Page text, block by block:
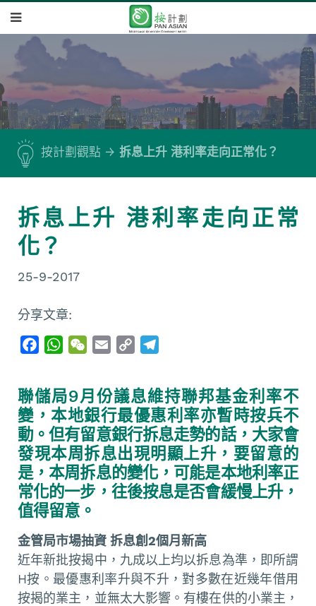
按計劃觀點 拆息上升 港利率走向正常化？
拆息上升 港利率走向正常
化？
25-9-2017
分享文章:
e
b
o
o
k
W
t
s
A
p
p
W
h
a
t
i
l
y
L
i
n
k
e
g
r
a
m
聯儲局9月份議息維持聯邦基金利率不
變，本地銀行最優惠利率亦暫時按兵不
動。但有留意銀行拆息走勢的話，大家會
發現本周拆息出現明顯上升，要留意的
是，本周拆息的變化，可能是本地利率正
常化的一步，往後按息是否會緩慢上升，
值得留意。
金管局市場抽資 拆息創2個月新高
近年新批按揭中，九成以上均以拆息為準，即所謂
H按。最優惠利率升與不升，對多數在近幾年借用
按揭的業主，並無太大影響。有樓在供的小業主，